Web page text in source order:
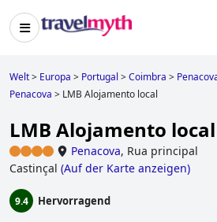
Welt> Europa > Portugal >Coimbra >
Penacova > LMB Alojamento local
LMB Alojamento local
Penacova, Rua principal
Castinçal (Auf der Karte anzeigen)
9.4 Hervorragend